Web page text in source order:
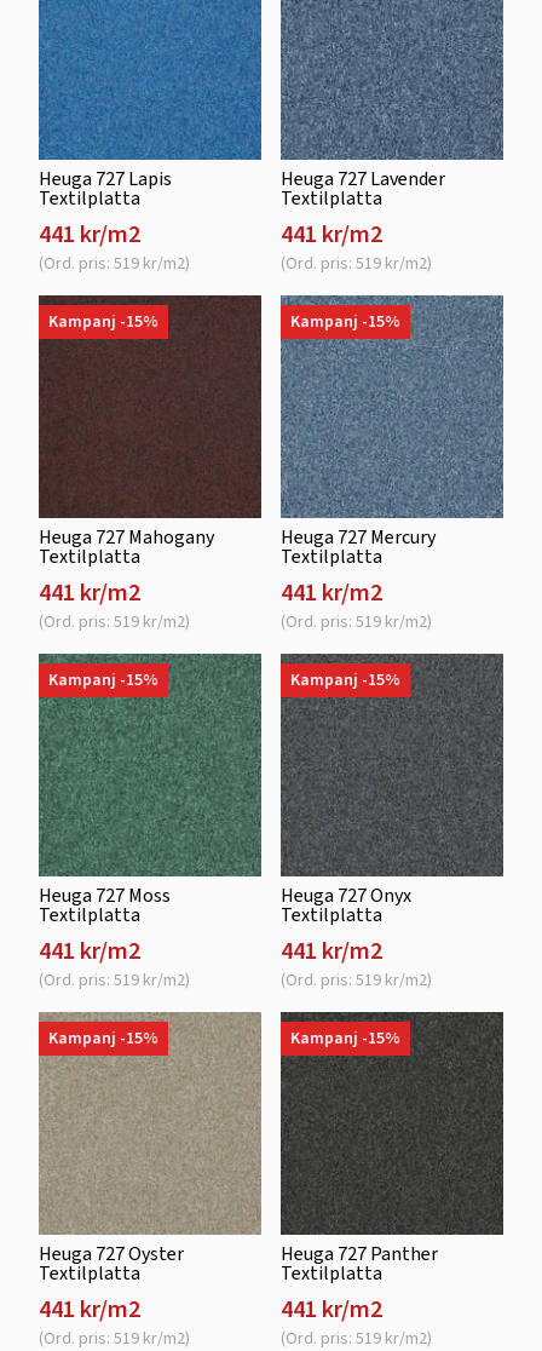
Heuga 727 Lapis
Textilplatta
441 kr/m2
(Ord. pris: 519 kr/m2)
Heuga 727 Lavender
Textilplatta
441 kr/m2
(Ord. pris: 519 kr/m2)
Kampanj -15%
Heuga 727 Mahogany
Textilplatta
441 kr/m2
(Ord. pris: 519 kr/m2)
Kampanj -15%
Heuga 727 Mercury
Textilplatta
441 kr/m2
(Ord. pris: 519 kr/m2)
Kampanj -15%
Heuga 727 Moss
Textilplatta
441 kr/m2
(Ord. pris: 519 kr/m2)
Kampanj -15%
Heuga 727 Onyx
Textilplatta
441 kr/m2
(Ord. pris: 519 kr/m2)
Kampanj -15%
Heuga 727 Oyster
Textilplatta
441 kr/m2
(Ord. pris: 519 kr/m2)
Kampanj -15%
Heuga 727 Panther
Textilplatta
441 kr/m2
(Ord. pris: 519 kr/m2)